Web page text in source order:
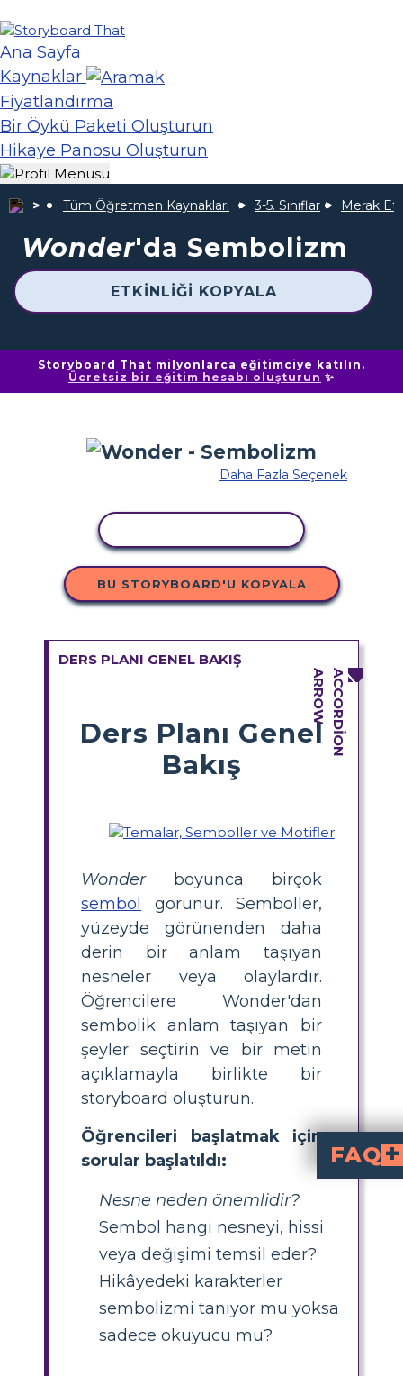
Ana Sayfa
Kaynaklar
Fiyatlandırma
Bir Öykü Paketi Oluşturun
Hikaye Panosu Oluşturun
Tüm Öğretmen Kaynakları 3-5. Sınıflar Merak
Wonder'da Sembolizm
ETKINLIĞI KOPYALA
Storyboard That milyonlarca eğitimciye katılın.
Ücretsiz bir eğitim hesabı oluşturun ✨
Daha Fazla Seçenek
BU STORYBOARD'U KOPYALA
DERS PLANI GENEL BAKIŞ
Ders Planı Genel
Bakış
Wonderboyunca birçok
sembol
görünür. Semboller,
yüzeyde görünenden daha
derin bir anlam taşıyan
nesneler veya olaylardır.
Öğrencilere Wonder'dan
sembolik anlam taşıyan bir
şeyler seçtirin ve bir metin
açıklamayla birlikte bir
storyboard oluşturun.
Öğrencileri başlatmak için
sorular başlatıldı:
Nesne neden önemlidir?
Sembol hangi nesneyi, hissi
veya değişimi temsil eder?
Hikâyedeki karakterler
sembolizmi tanıyor mu yoksa
sadece okuyucu mu?
FAQ